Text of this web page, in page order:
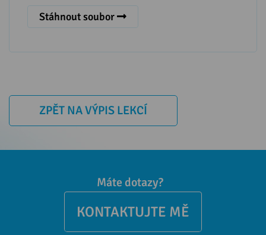
Stáhnout soubor
ZPĚT NA VÝPIS LEKCÍ
Máte dotazy?
KONTAKTUJTE MĚ